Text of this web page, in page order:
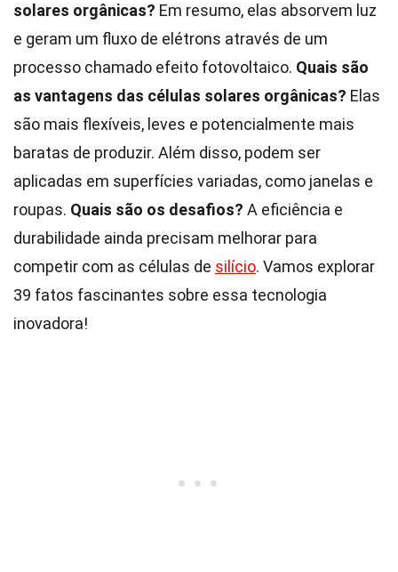
solares orgânicas? Em resumo, elas absorvem luz
e geram um fluxo de elétrons através de um
processo chamado efeito fotovoltaico. Quais são
as vantagens das células solares orgânicas? Elas
são mais flexíveis, leves e potencialmente mais
baratas de produzir. Além disso, podem ser
aplicadas em superfícies variadas, como janelas e
roupas. Quais são os desafios? A eficiência e
durabilidade ainda precisam melhorar para
competir com as células de silício. Vamos explorar
39 fatos fascinantes sobre essa tecnologia
inovadora!